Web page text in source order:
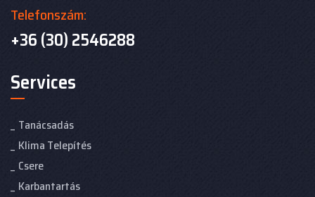
Telefonszám:
+36 (30) 2546288
Services
Tanácsadás
Klima Telepítés
Csere
Karbantartás